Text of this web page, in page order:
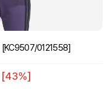
[KC9507/0121558]
[43%]